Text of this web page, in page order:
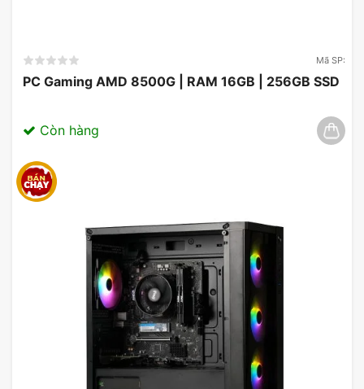
Bộ Tản Nhiệt Khí ID-COOLING SE-214-XT
Bộ máy sẽ đi kèm một tản nhiệt khi cho CPU –
giúp bộ máy của bạn hoạt động luôn mát mẻ, qua
đó kéo dài tuổi thọ linh kiện cũng như giúp CPU
luôn đạt được trạng thái sức mạnh cao nhất.
Mã SP:
PC Gaming AMD 8500G | RAM 16GB | 256GB SSD
Còn hàng